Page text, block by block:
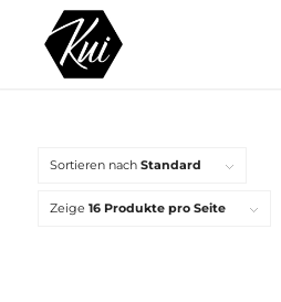
Sortieren nach Standard
Zeige 16 Produkte pro Seite